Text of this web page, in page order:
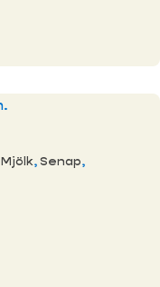
Mjölk,Senap,